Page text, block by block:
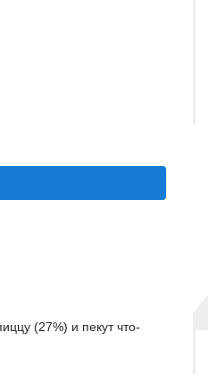
(27%) и пекут что-